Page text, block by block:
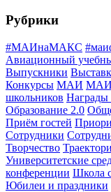
Рубрики
#МАИнаМАКС
Авиационный
Выпускники
Конкурсы МАИ
школьников Награды
Образование 2.0
Приём гостей
Сотрудники
Творчество
Университетские
конференции Школа
Юбилеи и праздники